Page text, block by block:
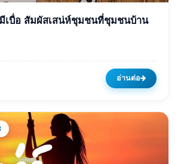
อไม่มีเบื่อ สัมผัส
ที่ชุมชนบ้านเดื่อ
มีเบื่อ สัมผัสเสน่ห์ชุมชนที่ชุมชนบ้าน
อ่านต่อ